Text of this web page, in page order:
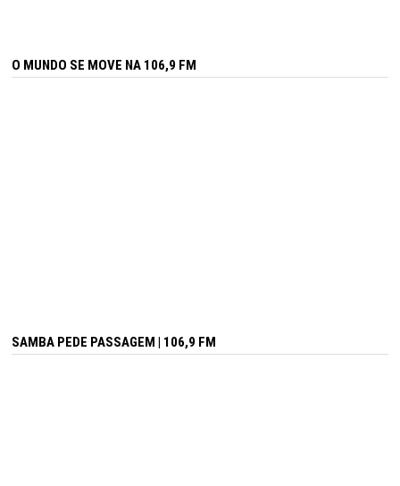
O MUNDO SE MOVE NA 106,9 FM
SAMBA PEDE PASSAGEM | 106,9 FM